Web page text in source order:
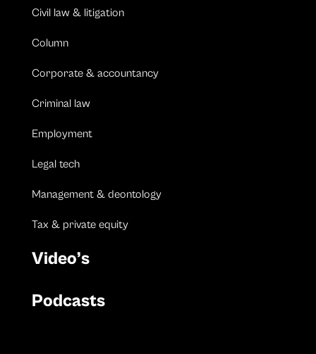
Civil law & litigation
Column
Corporate & accountancy
Criminal law
Employment
Legal tech
Management & deontology
Tax & private equity
Video’s
Podcasts